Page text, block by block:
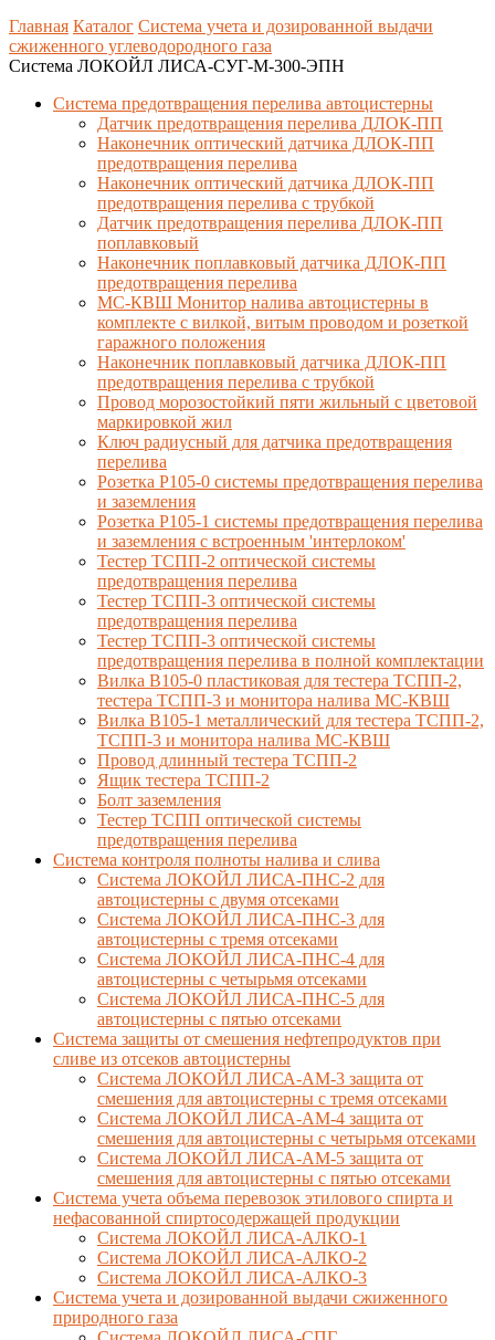
Главная Каталог Система учета и дозированной выдачи
сжиженного углеводородного газа
Система ЛОКОЙЛ ЛИСА-СУГ-М-300-ЭПН
Система предотвращения перелива автоцистерны
Датчик предотвращения перелива ДЛОК-ПП
Наконечник оптический датчика ДЛОК-ПП
предотвращения перелива
Наконечник оптический датчика ДЛОК-ПП
предотвращения перелива с трубкой
Датчик предотвращения перелива ДЛОК-ПП
поплавковый
Наконечник поплавковый датчика ДЛОК-ПП
предотвращения перелива
МС-КВШ Монитор налива автоцистерны в
комплекте с вилкой, витым проводом и розеткой
гаражного положения
Наконечник поплавковый датчика ДЛОК-ПП
предотвращения перелива с трубкой
Провод морозостойкий пяти жильный с цветовой
маркировкой жил
Ключ радиусный для датчика предотвращения
перелива
Розетка Р105-0 системы предотвращения перелива
и заземления
Розетка Р105-1 системы предотвращения перелива
и заземления с встроенным 'интерлоком'
Тестер ТСПП-2 оптической системы
предотвращения перелива
Тестер ТСПП-3 оптической системы
предотвращения перелива
Тестер ТСПП-3 оптической системы
предотвращения перелива в полной комплектации
Вилка В105-0 пластиковая для тестера ТСПП-2,
тестера ТСПП-3 и монитора налива МС-КВШ
Вилка В105-1 металлический для тестера ТСПП-2,
ТСПП-3 и монитора налива МС-КВШ
Провод длинный тестера ТСПП-2
Ящик тестера ТСПП-2
Болт заземления
Тестер ТСПП оптической системы
предотвращения перелива
Cистема контроля полноты налива и слива
Система ЛОКОЙЛ ЛИСА-ПНС-2 для
автоцистерны с двумя отсеками
Система ЛОКОЙЛ ЛИСА-ПНС-3 для
автоцистерны с тремя отсеками
Система ЛОКОЙЛ ЛИСА-ПНС-4 для
автоцистерны с четырьмя отсеками
Система ЛОКОЙЛ ЛИСА-ПНС-5 для
автоцистерны с пятью отсеками
Система защиты от смешения нефтепродуктов при
сливе из отсеков автоцистерны
Система ЛОКОЙЛ ЛИСА-AM-3 защита от
смешения для автоцистерны с тремя отсеками
Система ЛОКОЙЛ ЛИСА-AM-4 защита от
смешения для автоцистерны с четырьмя отсеками
Система ЛОКОЙЛ ЛИСА-AM-5 защита от
смешения для автоцистерны с пятью отсеками
Система учета объема перевозок этилового спирта и
нефасованной спиртосодержащей продукции
Система ЛОКОЙЛ ЛИСА-AЛКО-1
Система ЛОКОЙЛ ЛИСА-АЛКО-2
Система ЛОКОЙЛ ЛИСА-АЛКО-3
Система учета и дозированной выдачи сжиженного
природного газа